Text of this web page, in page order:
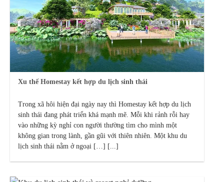
Xu thế Homestay kết hợp du lịch sinh thái
Trong xã hôi hiện đại ngày nay thì Homestay kết hợp du lịch
sinh thái đang phát triển khá mạnh mẽ. Mỗi khi rảnh rỗi hay
vào những kỳ nghỉ con người thường tìm cho mình một
không gian trong lành, gần gũi với thiên nhiên. Một khu du
lịch sinh thái nằm ở ngoại […] [...]